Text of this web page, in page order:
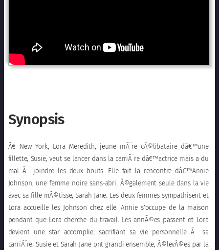
Synopsis
Ã€ New York, Lora Meredith, jeune mÃ¨re cÃ©libataire dâ€™une
fillette, Susie, veut se lancer dans la carriÃ¨re dâ€™actrice mais a du
mal Ã joindre les deux bouts. Elle fait la rencontre dâ€™Annie
Johnson, une femme noire sans-abri, Ã©galement seule dans la vie
avec sa fille mÃ©tisse, Sarah Jane. Les deux femmes sympathisent et
Lora accueille les Johnson chez elle. Annie s’occupe de la maison
pendant que Lora cherche du travail. Les annÃ©es passent et Lora
devient une star accomplie, sacrifiant sa vie personnelle Ã sa
carriÃ¨re. Susie et Sarah Jane ont grandi ensemble, Ã©levÃ©es par la